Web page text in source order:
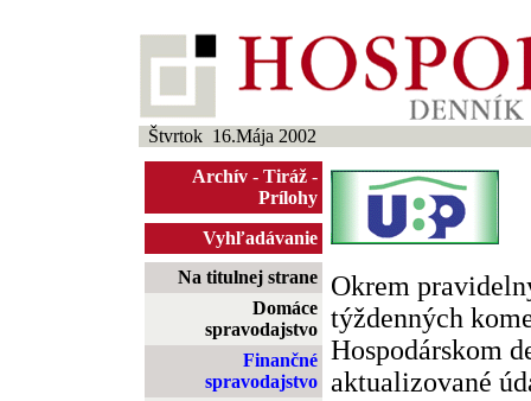
Štvrtok 16.Mája 2002
Archív - Tiráž -
Prílohy
Vyhľadávanie
Na titulnej strane
Domáce
spravodajstvo
Finančné
spravodajstvo
Okrem
týždenných
Hospodárskom
aktualizované